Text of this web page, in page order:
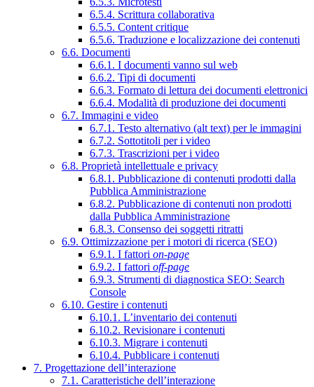
6.5.4. Scrittura collaborativa
6.5.5. Content critique
6.5.6. Traduzione e localizzazione dei contenuti
6.6. Documenti
6.6.1. I documenti vanno sul web
6.6.2. Tipi di documenti
6.6.3. Formato di lettura dei documenti elettronici
6.6.4. Modalità di produzione dei documenti
6.7. Immagini e video
6.7.1. Testo alternativo (alt text) per le immagini
6.7.2. Sottotitoli per i video
6.7.3. Trascrizioni per i video
6.8. Proprietà intellettuale e privacy
6.8.1. Pubblicazione di contenuti prodotti dalla
Pubblica Amministrazione
6.8.2. Pubblicazione di contenuti non prodotti
dalla Pubblica Amministrazione
6.8.3. Consenso dei soggetti ritratti
6.9. Ottimizzazione per i motori di ricerca (SEO)
6.9.1. I fattori on-page
6.9.2. I fattori off-page
6.9.3. Strumenti di diagnostica SEO: Search
Console
6.10. Gestire i contenuti
6.10.1. L’inventario dei contenuti
6.10.2. Revisionare i contenuti
6.10.3. Migrare i contenuti
6.10.4. Pubblicare i contenuti
7. Progettazione dell’interazione
7.1. Caratteristiche dell’interazione